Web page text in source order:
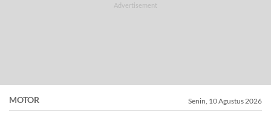
MOTOR Senin, 10 Agustus 2026